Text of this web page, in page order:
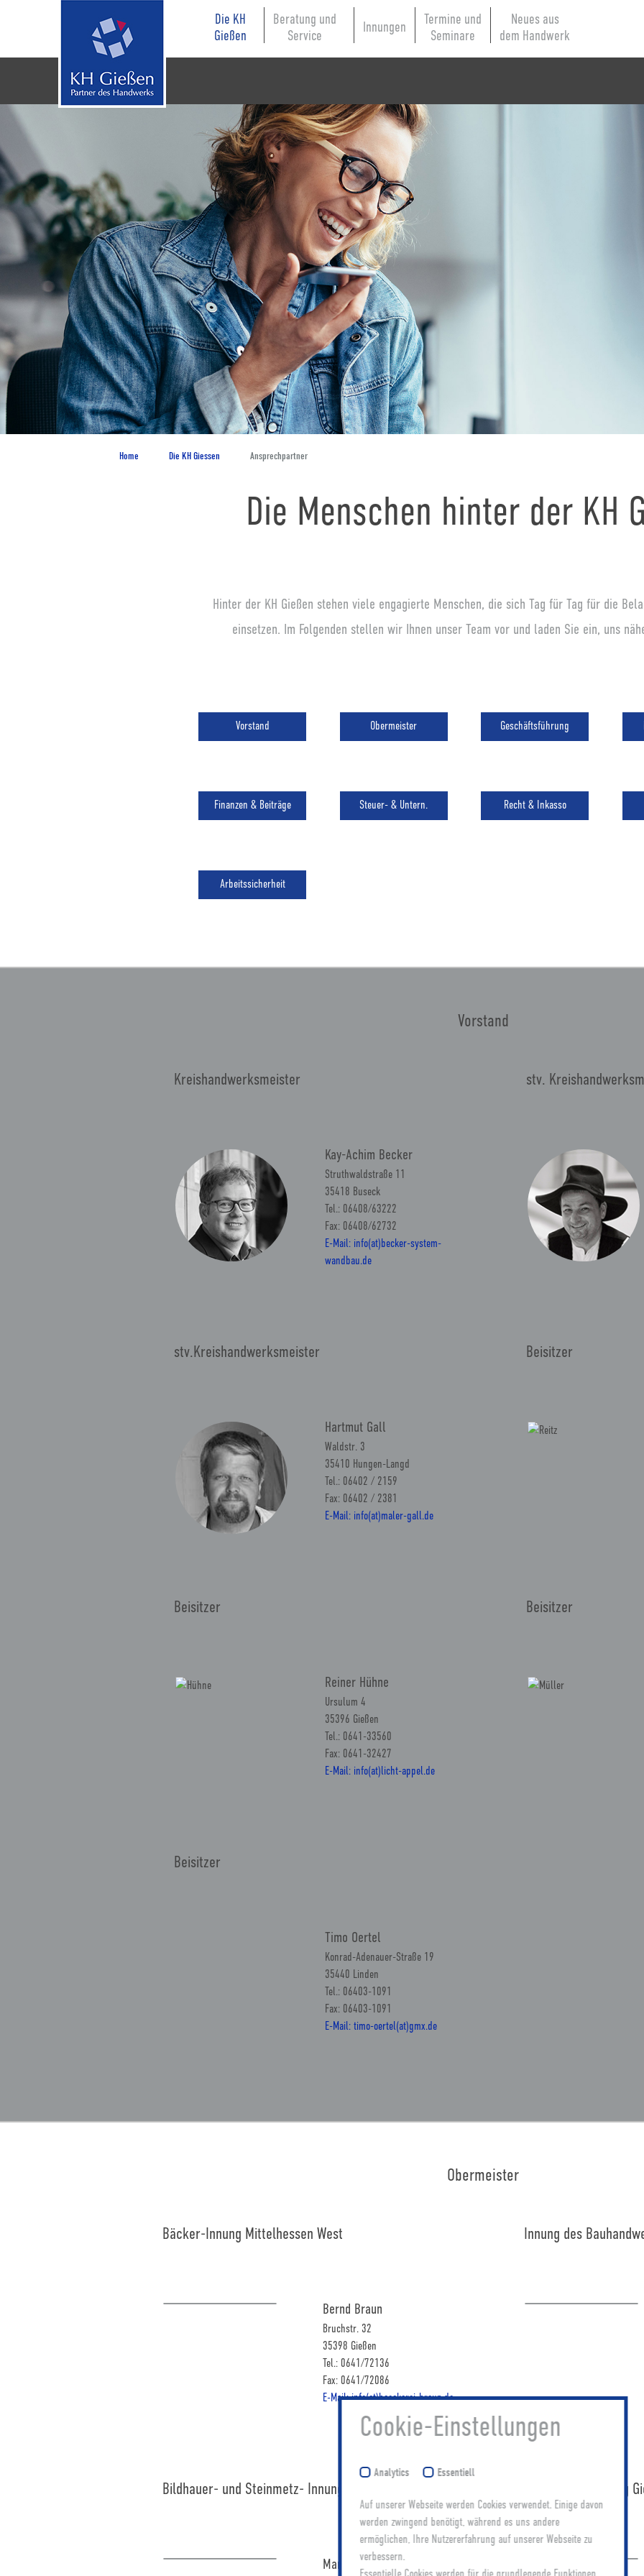
Die KH
Gießen
Beratung und
Service
Innungen
Termine und
Seminare
Neues aus
dem Handwerk
Home Die KH Giessen Ansprechpartner
Die Menschen hinter der KH
Hinter der KH Gießen stehen viele engagierte Menschen, die sich Tag für Tag für die
einsetzen. Im Folgenden stellen wir Ihnen unser Team vor und laden Sie ein, uns
Vorstand Obermeister Geschäftsführung
Finanzen & Beiträge Steuer- & Untern. Recht & Inkasso
Arbeitssicherheit
Vorstand
Kreishandwerksmeister
Kay-Achim Becker
Struthwaldstraße 11
35418 Buseck
Tel.: 06408/63222
Fax: 06408/62732
E-Mail: info(at)becker-system-
wandbau.de
stv.
stv.Kreishandwerksmeister
Hartmut Gall
Waldstr. 3
35410 Hungen-Langd
Tel.: 06402 / 2159
Fax: 06402 / 2381
E-Mail: info(at)maler-gall.de
Beisitzer
Beisitzer
Reiner Hühne
Ursulum 4
35396 Gießen
Tel.: 0641-33560
Fax: 0641-32427
E-Mail: info(at)licht-appel.de
Beisitzer
Beisitzer
Timo Oertel
Konrad-Adenauer-Straße 19
35440 Linden
Tel.: 06403-1091
Fax: 06403-1091
E-Mail: timo-oertel(at)gmx.de
Obermeister
Bäcker-Innung Mittelhessen West
Bernd Braun
Bruchstr. 32
35398 Gießen
Tel.: 0641/72136
Fax: 0641/72086
E-Mail: info(at)baeckerei-braun.de
Innung des
Bildhauer- und Steinmetz- Innung Oberhessen
Martin Röhling
Dachdecker-Innung
Cookie-Einstellungen
Analytics Essentiell
Auf unserer Webseite werden Cookies verwendet. Einige davon
werden zwingend benötigt, während es uns andere
ermöglichen, Ihre Nutzererfahrung auf unserer Webseite zu
verbessern.